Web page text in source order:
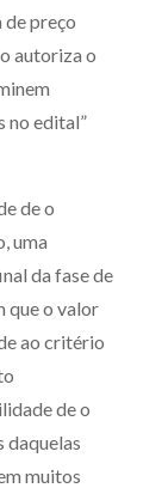
preço
autoriza o
no edital”
de o
uma
da fase de
que o valor
ao critério
de o
daquelas
muitos